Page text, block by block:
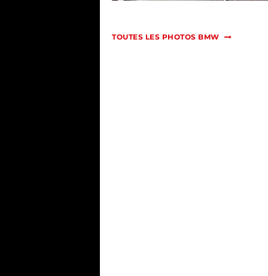
TOUTES LES PHOTOS BMW